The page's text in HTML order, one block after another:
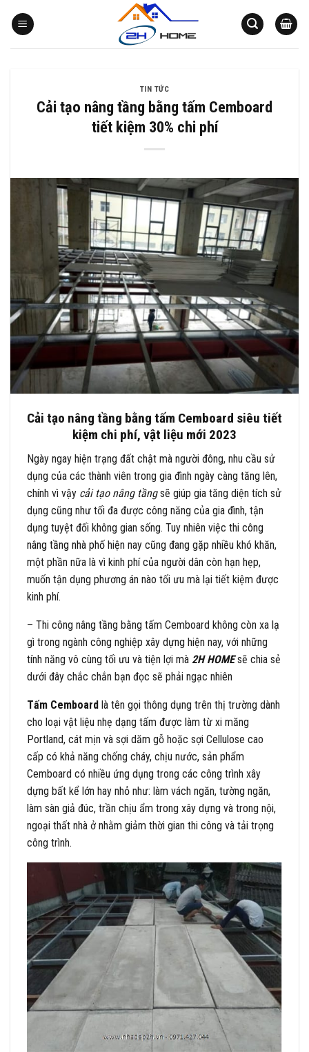
qua
TIN TỨC
Cải tạo nâng tầng bằng tấm Cemboard
tiết kiệm 30% chi phí
Cải tạo nâng tầng bằng tấm Cemboard siêu tiết
kiệm chi phí, vật liệu mới 2023
Ngày ngay hiện trạng đất chật mà người đông, nhu cầu sử
dụng của các thành viên trong gia đình ngày càng tăng lên,
chính vì vậy cải tạo nâng tầngsẽ giúp gia tăng diện tích sử
dụng cũng như tối đa được công năng của gia đình, tận
dụng tuyệt đối không gian sống. Tuy nhiên việc thi công
nâng tầng nhà phố hiện nay cũng đang gặp nhiều khó khăn,
một phần nữa là vì kinh phí của người dân còn hạn hẹp,
muốn tận dụng phương án nào tối ưu mà lại tiết kiệm được
kinh phí.
– Thi công nâng tầng bằng tấm Cemboard không còn xa lạ
gì trong ngành công nghiệp xây dựng hiện nay, với những
tính năng vô cùng tối ưu và tiện lợi mà 2H HOMEsẽ chia sẻ
dưới đây chắc chắn bạn đọc sẽ phải ngạc nhiên
Tấm Cemboard là tên gọi thông dụng trên thị trường dành
cho loại vật liệu nhẹ dạng tấm được làm từ xi măng
Portland, cát mịn và sợi dăm gỗ hoặc sợi Cellulose cao
cấp có khả năng chống cháy, chịu nước, sản phẩm
Cemboard có nhiều ứng dụng trong các công trình xây
dựng bất kể lớn hay nhỏ như: làm vách ngăn, tường ngăn,
làm sàn giả đúc, trần chịu ẩm trong xây dựng và trong nội,
ngoại thất nhà ở nhằm giảm thời gian thi công và tải trọng
công trình.